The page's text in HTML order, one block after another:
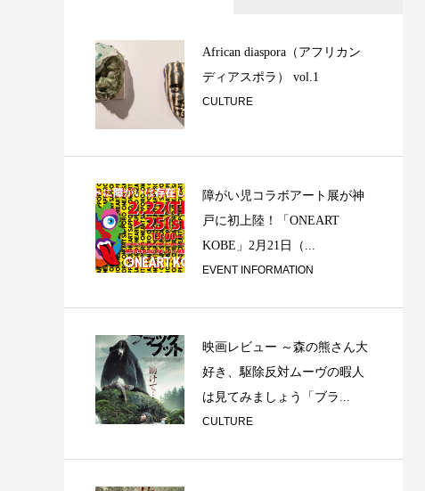
或るベーシストの思考...
カリブ海へ音ノ旅
African diaspora（アフリカン
ディアスポラ） vol.1
CULTURE
障がい児コラボアート展が神
戸に初上陸！「ONEART
KOBE」2月21日（...
EVENT INFORMATION
映画レビュー ～森の熊さん大
好き、駆除反対ムーヴの暇人
は見てみましょう「ブラ...
CULTURE